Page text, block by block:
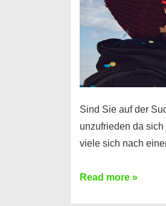
Sind Sie auf der
unzufrieden da
viele sich nach
Konto
Read more »